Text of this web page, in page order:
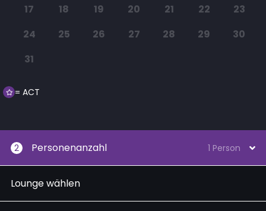
17
18 19 20 21 22
23
24
25 26 27 28 29
30
31
= ACT
2 Personenanzahl 1 Person
Lounge wählen